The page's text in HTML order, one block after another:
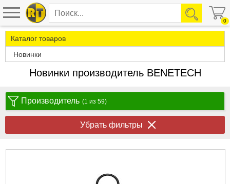
0
Каталог товаров
Новинки
Новинки производитель BENETECH
Производитель (1 из 59)
Убрать фильтры